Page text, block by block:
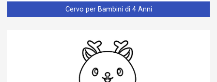
Cervo per Bambini di 4 Anni